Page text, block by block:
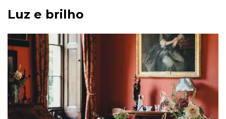
Luz e brilho